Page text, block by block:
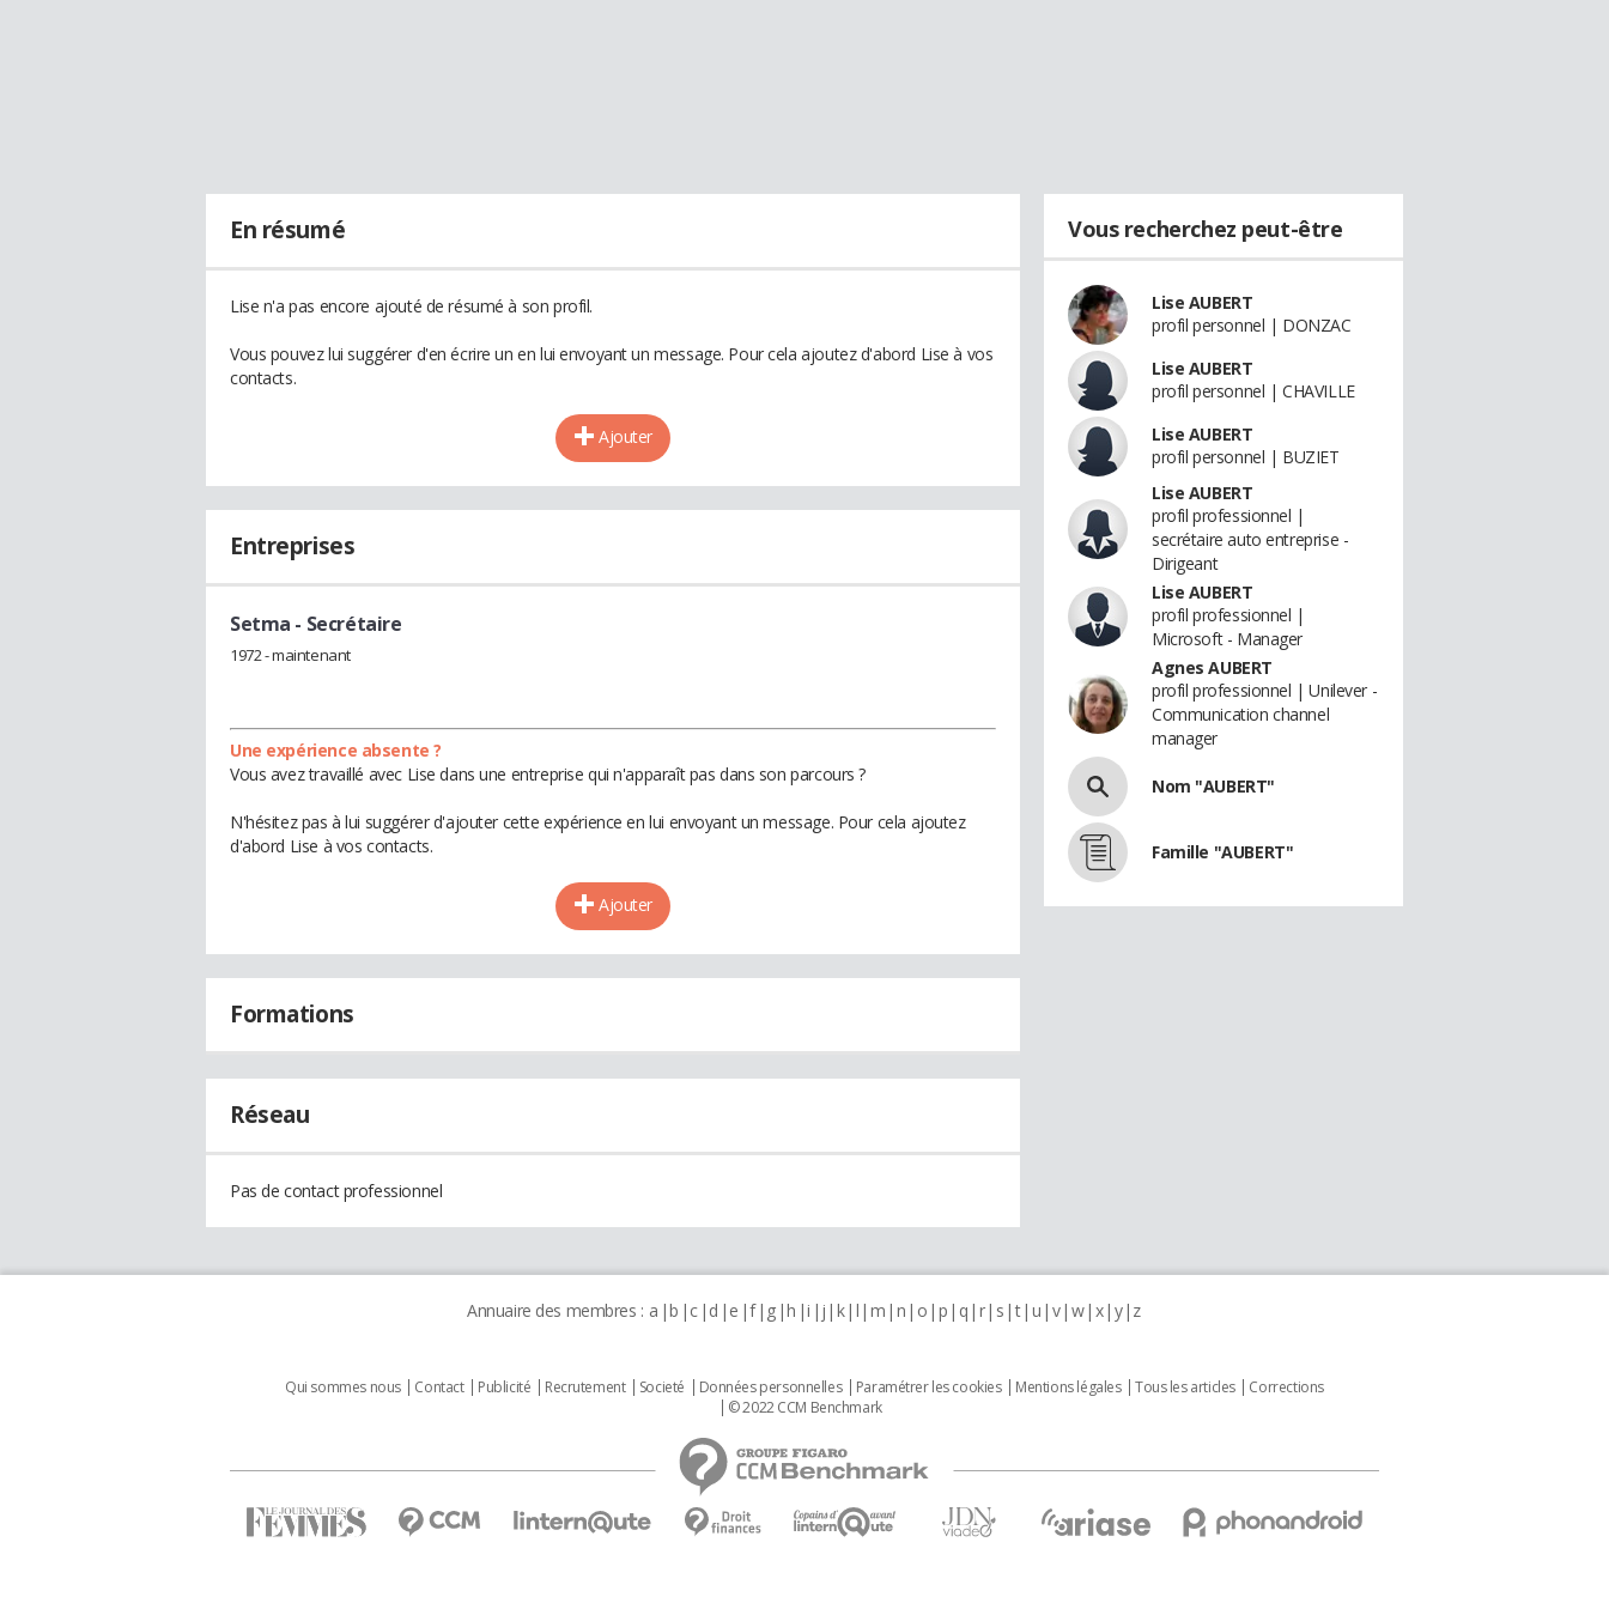
En résumé
Lise n'a pas encore ajouté de résumé à son profil.
Vous pouvez lui suggérer d'en écrire un en lui envoyant un message. Pour cela ajoutez d'abord Lise à vos
contacts.
Ajouter
Entreprises
Setma - Secrétaire
1972 - maintenant
Une expérience absente ?
Vous avez travaillé avec Lise dans une entreprise qui n'apparaît pas dans son parcours ?
N'hésitez pas à lui suggérer d'ajouter cette expérience en lui envoyant un message. Pour cela ajoutez
d'abord Lise à vos contacts.
Ajouter
Formations
Réseau
Pas de contact professionnel
Vous recherchez peut-être
Lise AUBERT
profil personnel | DONZAC
Lise AUBERT
profil personnel | CHAVILLE
Lise AUBERT
profil personnel | BUZIET
Lise AUBERT
profil professionnel |
secrétaire auto entreprise -
Dirigeant
Lise AUBERT
profil professionnel |
Microsoft - Manager
Agnes AUBERT
profil professionnel | Unilever -
Communication channel
manager
Nom "AUBERT"
Famille "AUBERT"
Annuaire des membres : a b c d e f g h i j k l m n o p q r s t u v w x y z
Qui sommes nous Contact Publicité Recrutement Societé Données personnelles Paramétrer les cookies Mentions légales Tous les articles
Corrections
© 2022 CCM Benchmark